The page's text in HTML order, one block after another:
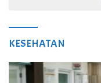
KESEHATAN